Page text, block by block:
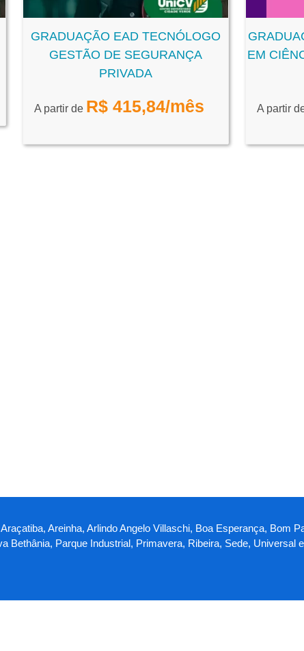
GRADUAÇÃO EAD TECNÓLOGO
GESTÃO DE SEGURANÇA
PRIVADA
A partir de R$ 415,84/mês
EM
A partir
Areinha, Arlindo Angelo Villaschi, Boa Esperança, Bom
Parque Industrial, Primavera, Ribeira, Sede, Universal